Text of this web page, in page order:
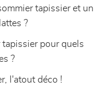
tapissier et un
?
pour quels
?
l'atout déco !